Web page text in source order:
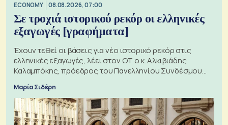
ECONOMY 08.08.2026, 07:00
Σε τροχιά ιστορικού ρεκόρ οι ελληνικές
εξαγωγές [γραφήματα]
Έχουν τεθεί οι βάσεις για νέο ιστορικό ρεκόρ στις
ελληνικές εξαγωγές, λέει στον ΟΤ ο κ. Αλκιβιάδης
Καλαμπόκης, πρόεδρος του Πανελληνίου Συνδέσμου
Μαρία Σιδέρη